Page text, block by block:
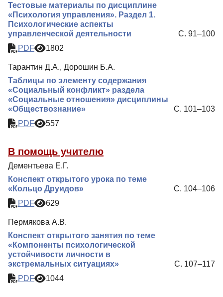
Тестовые материалы по дисциплине
«Психология управления». Раздел 1.
Психологические аспекты
управленческой деятельности
С. 91–100
PDF
1802
Тарантин Д.А., Дорошин Б.А.
Таблицы по элементу содержания
«Социальный конфликт» раздела
«Социальные отношения» дисциплины
«Обществознание»
С. 101–103
PDF
557
В помощь учителю
Дементьева Е.Г.
Конспект открытого урока по теме
«Кольцо Друидов»
С. 104–106
PDF
629
Пермякова А.В.
Конспект открытого занятия по теме
«Компоненты психологической
устойчивости личности в
экстремальных ситуациях»
С. 107–117
PDF
1044